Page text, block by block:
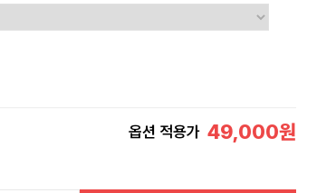
옵션 적용가 49,000원